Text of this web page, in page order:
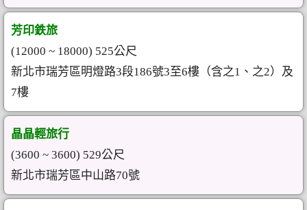
芳印鉄旅
(12000 ~ 18000) 525公尺
新北市瑞芳區明燈路3段186號3至6樓（含之1、之2）及
7樓
晶晶輕旅行
(3600 ~ 3600) 529公尺
新北市瑞芳區中山路70號